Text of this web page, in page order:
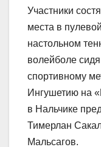
Участники
места в
настольном
волейболе
спортивному
Ингушетию на
в Нальчике
Тимерлан
Мальсагов.